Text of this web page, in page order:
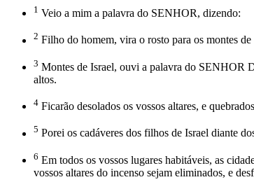
1 Veio a mim a palavra do SENHOR, dizendo:
2 Filho do homem, vira o rosto para os montes
3 Montes de Israel, ouvi a palavra do SENHOR
altos.
4 Ficarão desolados os vossos altares, e
5 Porei os cadáveres dos filhos de Israel diante
6 Em todos os vossos lugares habitáveis, as
vossos altares do incenso sejam eliminados, e